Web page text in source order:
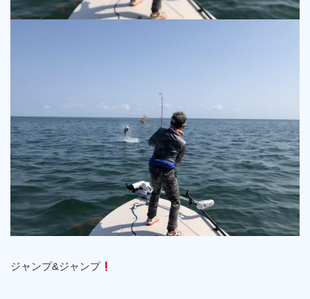
ジャンプ&ジャンプ